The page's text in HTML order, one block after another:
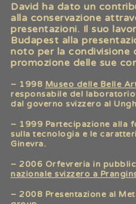
David ha dato un
alla conservazione
presentazioni. Il suo
Budapest alla
noto per la condivisione
promozione delle sue
– 1998 Museo delle Belle
responsabile del
dal governo svizzero al
– 1999 Partecipazione alla
sulla tecnologia e le
Ginevra.
– 2006 Orfevreria in
nazionale svizzero a
– 2008 Presentazione al